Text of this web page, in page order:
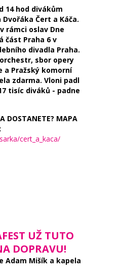
14 hod divákům
Čert a Káča.
rámci oslav Dne
část Praha 6 v
divadla Praha.
sbor opery
a Pražský komorní
zdarma. Vloni padl
tisíc diváků - padne
DOSTANETE? MAPA
cert_a_kaca/
UŽ TUTO
DOPRAVU!
Adam Mišík a kapela